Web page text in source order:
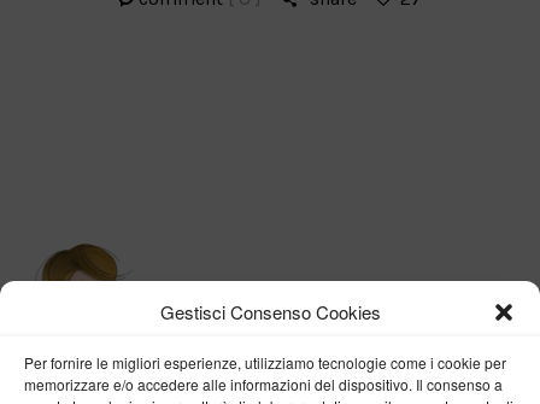
Gestisci Consenso Cookies
Per fornire le migliori esperienze, utilizziamo tecnologie come i cookie per
memorizzare e/o accedere alle informazioni del dispositivo. Il consenso a